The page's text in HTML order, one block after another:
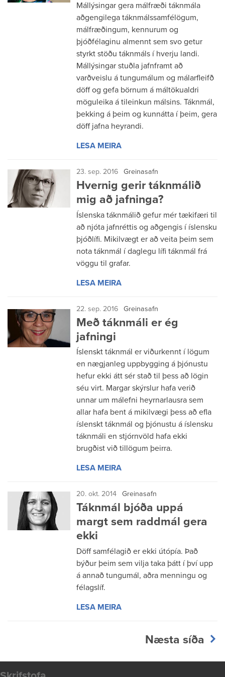
Mállýsingar gera málfræði táknmála
aðgengilega táknmálssamfélögum,
málfræðingum, kennurum og
þjóðfélaginu almennt sem svo getur
styrkt stöðu táknmáls í hverju landi.
Mállýsingar stuðla jafnframt að
varðveislu á tungumálum og málarfleifð
döff og gefa börnum á máltökualdri
möguleika á tileinkun málsins. Táknmál,
þekking á þeim og kunnátta í þeim, gera
döff jafna heyrandi.
LESA MEIRA
23. sep. 2016 Greinasafn
Hvernig gerir táknmálið
mig að jafninga?
Íslenska táknmálið gefur mér tækifæri til
að njóta jafnréttis og aðgengis í íslensku
þjóðlífi. Mikilvægt er að veita þeim sem
nota táknmál í daglegu lífi táknmál frá
vöggu til grafar.
LESA MEIRA
22. sep. 2016 Greinasafn
Með táknmáli er ég
jafningi
Íslenskt táknmál er viðurkennt í lögum
en nægjanleg uppbygging á þjónustu
hefur ekki átt sér stað til þess að lögin
séu virt. Margar skýrslur hafa verið
unnar um málefni heyrnarlausra sem
allar hafa bent á mikilvægi þess að efla
íslenskt táknmál og þjónustu á íslensku
táknmáli en stjórnvöld hafa ekki
brugðist við tillögum þeirra.
LESA MEIRA
20. okt. 2014 Greinasafn
Táknmál bjóða uppá
margt sem raddmál gera
ekki
Döff samfélagið er ekki útópía. Það
býður þeim sem vilja taka þátt í því upp
á annað tungumál, aðra menningu og
félagslíf.
LESA MEIRA
Næsta síða